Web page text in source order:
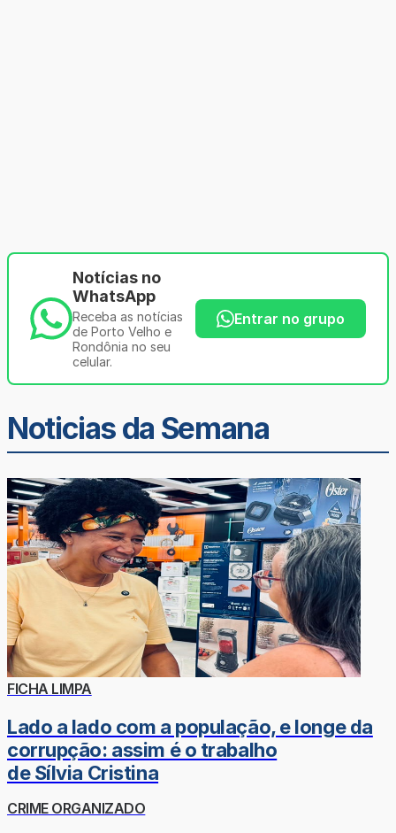
Notícias no
WhatsApp
Receba as notícias
de Porto Velho e
Rondônia no seu
celular.
Entrar no grupo
Noticias da Semana
FICHA LIMPA
Lado a lado com a população, e longe da
corrupção: assim é o trabalho
de Sílvia Cristina
CRIME ORGANIZADO